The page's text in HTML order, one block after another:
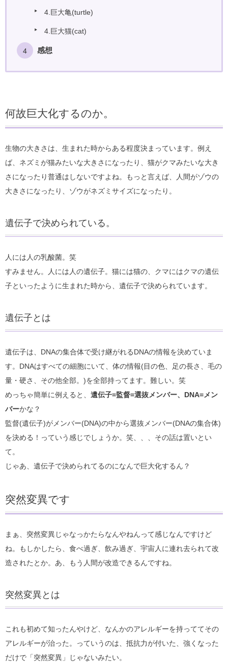
4.巨大亀(turtle)
4.巨大猫(cat)
感想
何故巨大化するのか。
生物の大きさは、生まれた時からある程度決まっています。例え
ば、ネズミが猫みたいな大きさになったり、猫がクマみたいな大き
さになったり普通はしないですよね。もっと言えば、人間がゾウの
大きさになったり、ゾウがネズミサイズになったり。
遺伝子で決められている。
人には人の乳酸菌。笑
すみません。人には人の遺伝子。猫には猫の、クマにはクマの遺伝
子といったように生まれた時から、遺伝子で決められています。
遺伝子とは
遺伝子は、DNAの集合体で受け継がれるDNAの情報を決めていま
す。DNAはすべての細胞にいて、体の情報(目の色、足の長さ、毛の
量・硬さ、その他全部。)を全部持ってます。難しい。笑
めっちゃ簡単に例えると、 遺伝子=監督=選抜メンバー、DNA=メン
バーかな？
監督(遺伝子)がメンバー(DNA)の中から選抜メンバー(DNAの集合体)
を決める！っていう感じでしょうか。笑、、、その話は置いとい
て。
じゃあ、遺伝子で決められてるのになんで巨大化するん？
突然変異です
まぁ、突然変異じゃなっかたらなんやねんって感じなんですけど
ね。もしかしたら、食べ過ぎ、飲み過ぎ、宇宙人に連れ去られて改
造されたとか。あ、もう人間が改造できるんですね。
突然変異とは
これも初めて知ったんやけど、なんかのアレルギーを持っててその
アレルギーが治った。っていうのは、抵抗力が付いた、強くなった
だけで「突然変異」じゃないみたい。